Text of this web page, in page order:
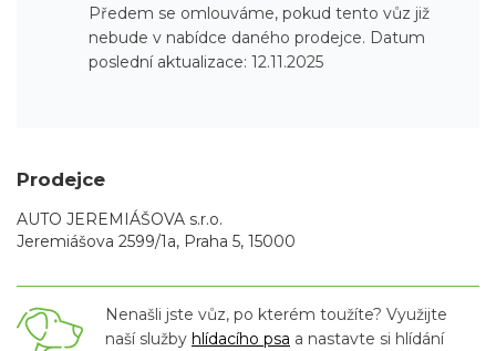
Předem se omlouváme, pokud tento vůz již
nebude v nabídce daného prodejce. Datum
poslední aktualizace: 12.11.2025
Prodejce
AUTO JEREMIÁŠOVA s.r.o.
Jeremiášova 2599/1a, Praha 5, 15000
Nenašli jste vůz, po kterém toužíte? Využijte
naší služby hlídacího psa a nastavte si hlídání